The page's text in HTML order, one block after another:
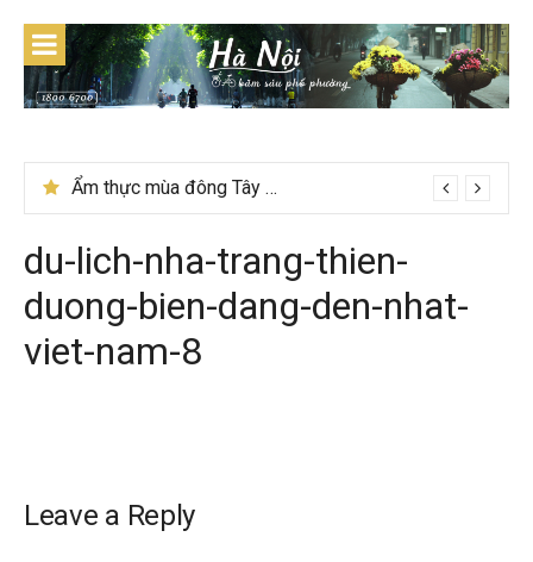
content
Ẩm thực mùa đông Tây Bắc có gì đặc biệt
du-lich-nha-trang-thien-
duong-bien-dang-den-nhat-
viet-nam-8
Leave a Reply